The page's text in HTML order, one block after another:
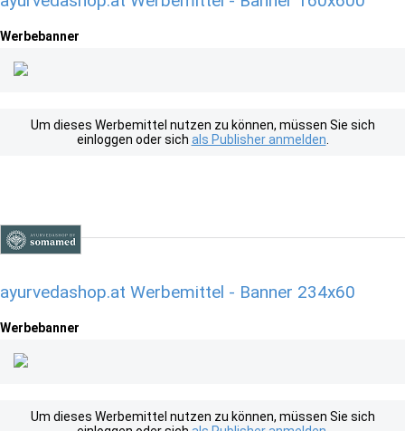
Werbebanner
Um dieses Werbemittel nutzen zu können, müssen Sie sich
einloggen oder sich als Publisher anmelden
ayurvedashop.at Werbemittel - Banner 234x60
Werbebanner
Um dieses Werbemittel nutzen zu können, müssen Sie sich